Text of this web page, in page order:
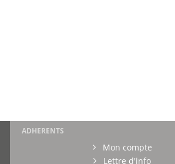
ADHERENTS
Mon compte
Lettre d'info